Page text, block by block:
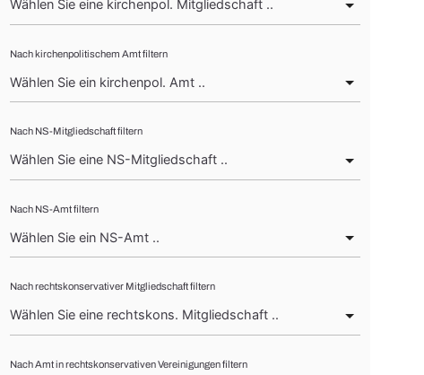
Nach kirchenpolitischem Amt filtern
Nach NS-Mitgliedschaft filtern
Nach NS-Amt filtern
Nach rechtskonservativer Mitgliedschaft filtern
Nach Amt in rechtskonservativen Vereinigungen filtern